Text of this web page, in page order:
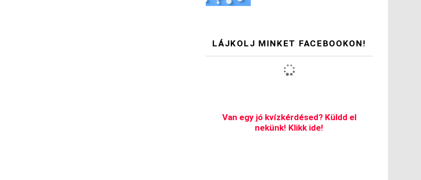
LÁJKOLJ MINKET FACEBOOKON!
Van egy jó kvízkérdésed? Küldd el
nekünk! Klikk ide!